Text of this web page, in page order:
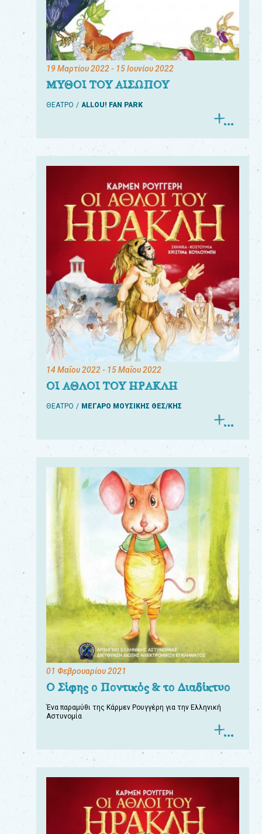
19 Μαρτίου 2022- 15 Ιουνίου 2022
ΜΥΘΟΙ ΤΟΥ ΑΙΣΩΠΟΥ
ΘΕΑΤΡΟ ALLOU! FAN PARK
14 Μαΐου 2022- 15 Μαΐου 2022
ΟΙ ΑΘΛΟΙ ΤΟΥ ΗΡΑΚΛΗ
ΘΕΑΤΡΟ ΜΕΓΑΡΟ ΜΟΥΣΙΚΗΣ ΘΕΣ/ΚΗΣ
01 Φεβρουαρίου 2021
Ο Σίφης ο Ποντικός & το Διαδίκτυο
Ένα παραμύθι της Κάρμεν Ρουγγέρη για την Ελληνική
Αστυνομία